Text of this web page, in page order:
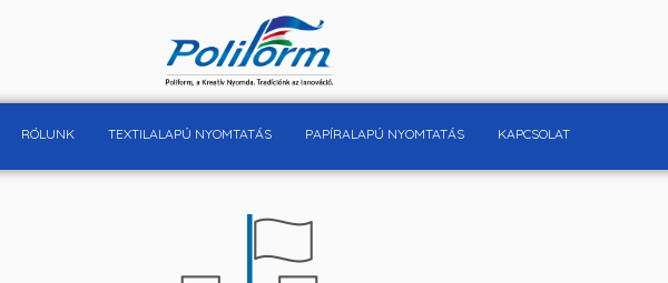
RÓLUNK TEXTILALAPÚ NYOMTATÁS PAPÍRALAPÚ NYOMTATÁS KAPCSOLAT